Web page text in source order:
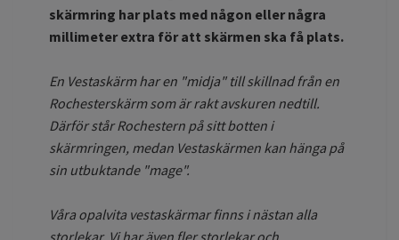
skärmring har plats med någon eller några
millimeter extra för att skärmen ska få plats.
En Vestaskärm har en "midja" till skillnad från en
Rochesterskärm som är rakt avskuren nedtill.
Därför står Rochestern på sitt botten i
skärmringen, medan Vestaskärmen kan hänga på
sin utbuktande "mage".
Våra opalvita vestaskärmar finns i nästan alla